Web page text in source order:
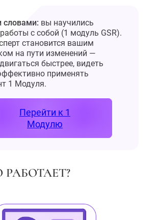
словами: вы научились
с собой (1 модуль GSR).
становится вашим
на пути изменений —
быстрее, видеть
применять
1 Модуля.
Перейти к 1
Модулю